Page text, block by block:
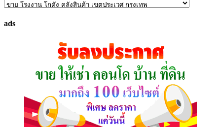
ค้นหา
ที่
ads